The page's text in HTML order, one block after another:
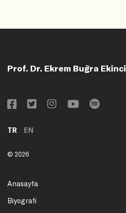
Prof. Dr. Ekrem Buğra Ekinci
TR EN
© 2026
Anasayfa
Biyografi